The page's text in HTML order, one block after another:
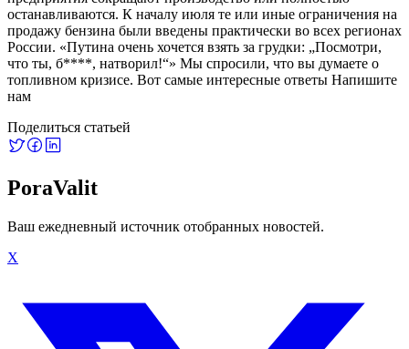
останавливаются. К началу июля те или иные ограничения на
продажу бензина были введены практически во всех регионах
России. «Путина очень хочется взять за грудки: „Посмотри,
что ты, б****, натворил!“» Мы спросили, что вы думаете о
топливном кризисе. Вот самые интересные ответы Напишите
нам
Поделиться статьей
PoraValit
Ваш ежедневный источник отобранных новостей.
X